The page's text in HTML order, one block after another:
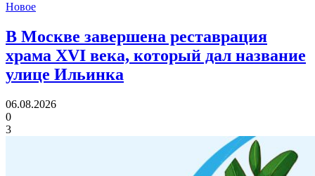
Новое
В Москве завершена реставрация
храма XVI века, который дал название
улице Ильинка
06.08.2026
0
3